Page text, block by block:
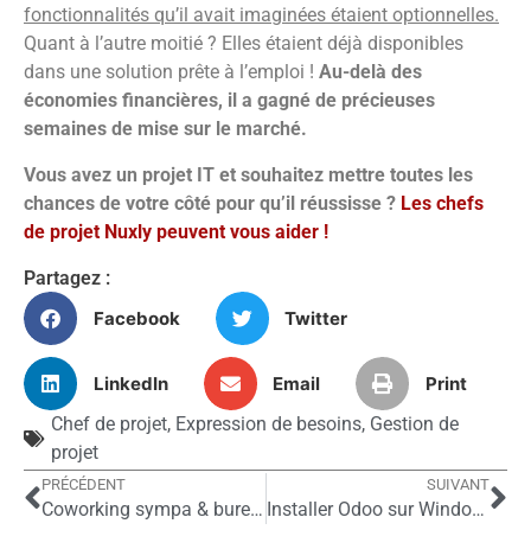
fonctionnalités qu’il avait imaginées étaient optionnelles.
Quant à l’autre moitié ? Elles étaient déjà disponibles
dans une solution prête à l’emploi ! Au-delà des
économies financières, il a gagné de précieuses
semaines de mise sur le marché.
Vous avez un projet IT et souhaitez mettre toutes les
chances de votre côté pour qu’il réussisse ? Les chefs
de projet Nuxly peuvent vous aider !
Partagez :
Facebook
Twitter
LinkedIn Email
Print
Chef de projet, Expression de besoins, Gestion de
projet
PRÉCÉDENT
Coworking sympa & bureau fermé de 5 personnes à Nation Paris 11ème
SUIVANT
Installer Odoo sur Windows Subsystem for Linux (WSL 2) avec Docker